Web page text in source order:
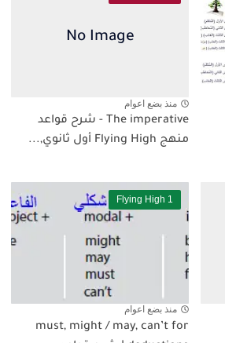
منذ بضع اعوام
The imperative - شرح قواعد
منهج Flying High أول ثانوي,...
Flying High 1
منذ بضع اعوام
must, might / may, can’t for